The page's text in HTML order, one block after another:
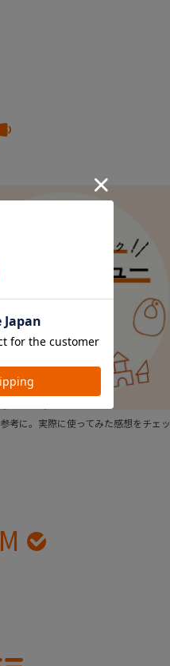
考に。実際に使ってみた感想をチェッ